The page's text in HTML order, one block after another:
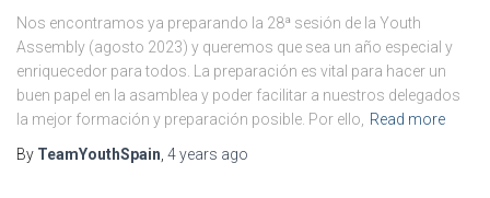
Nos encontramos ya preparando la 28ª sesión de la Youth
Assembly (agosto 2023) y queremos que sea un año especial y
enriquecedor para todos. La preparación es vital para hacer un
buen papel en la asamblea y poder facilitar a nuestros delegados
la mejor formación y preparación posible. Por ello,
Read more
By TeamYouthSpain 4 years ago